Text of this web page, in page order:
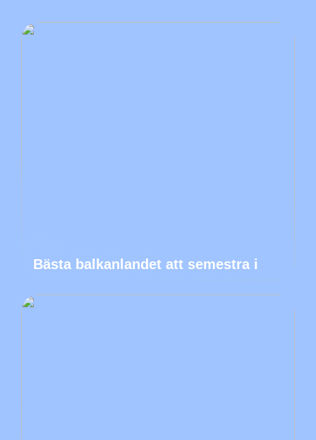
Bästa balkanlandet att semestra i